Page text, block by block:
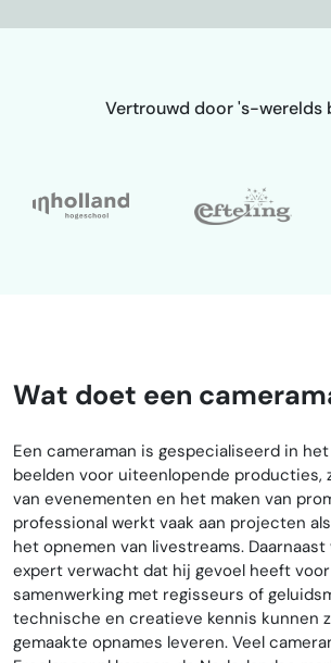
Vertrouwd door 's-werelds
Wat doet een
Een cameraman is gespecialiseerd in
beelden voor uiteenlopende producties,
van evenementen en het maken van
professional werkt vaak aan projecten
het opnemen van livestreams.
expert verwacht dat hij gevoel heeft
samenwerking met regisseurs of
technische en creatieve kennis kunnen
gemaakte opnames leveren. Veel